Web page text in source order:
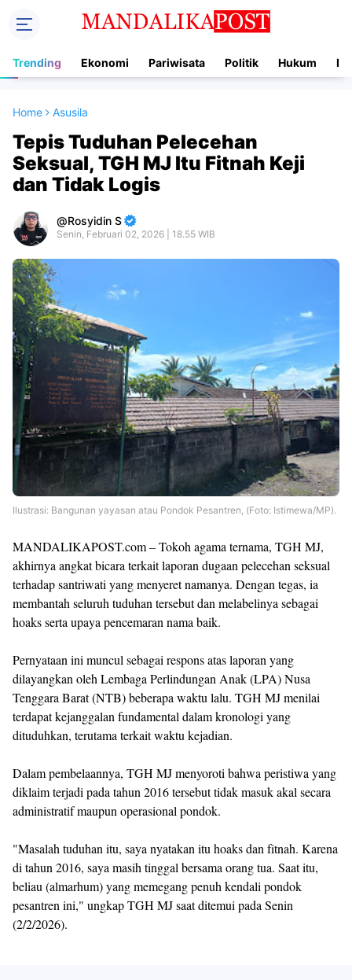
Trending Ekonomi Pariwisata Politik Hukum
Home Asusila
Tepis Tuduhan Pelecehan
Seksual, TGH MJ Itu Fitnah Keji
dan Tidak Logis
Rosyidin S
Senin, Februari 02, 2026 | 18.55 WIB
Ilustrasi: Bangunan yayasan atau Pondok Pesantren, (Foto: Istimewa/MP).
MANDALIKAPOST.com – Tokoh agama ternama, TGH MJ,
akhirnya angkat bicara terkait laporan dugaan pelecehan seksual
terhadap santriwati yang menyeret namanya. Dengan tegas, ia
membantah seluruh tuduhan tersebut dan melabelinya sebagai
hoaks serta upaya pencemaran nama baik.
Pernyataan ini muncul sebagai respons atas laporan yang
dilayangkan oleh Lembaga Perlindungan Anak (LPA) Nusa
Tenggara Barat (NTB) beberapa waktu lalu. TGH MJ menilai
terdapat kejanggalan fundamental dalam kronologi yang
dituduhkan, terutama terkait waktu kejadian.
Dalam pembelaannya, TGH MJ menyoroti bahwa peristiwa yang
diklaim terjadi pada tahun 2016 tersebut tidak masuk akal secara
administratif maupun operasional pondok.
"Masalah tuduhan itu, saya nyatakan itu hoaks dan fitnah. Karena
di tahun 2016, saya masih tinggal bersama orang tua. Saat itu,
beliau (almarhum) yang memegang penuh kendali pondok
pesantren ini," ungkap TGH MJ saat ditemui pada Senin
(2/2/2026).